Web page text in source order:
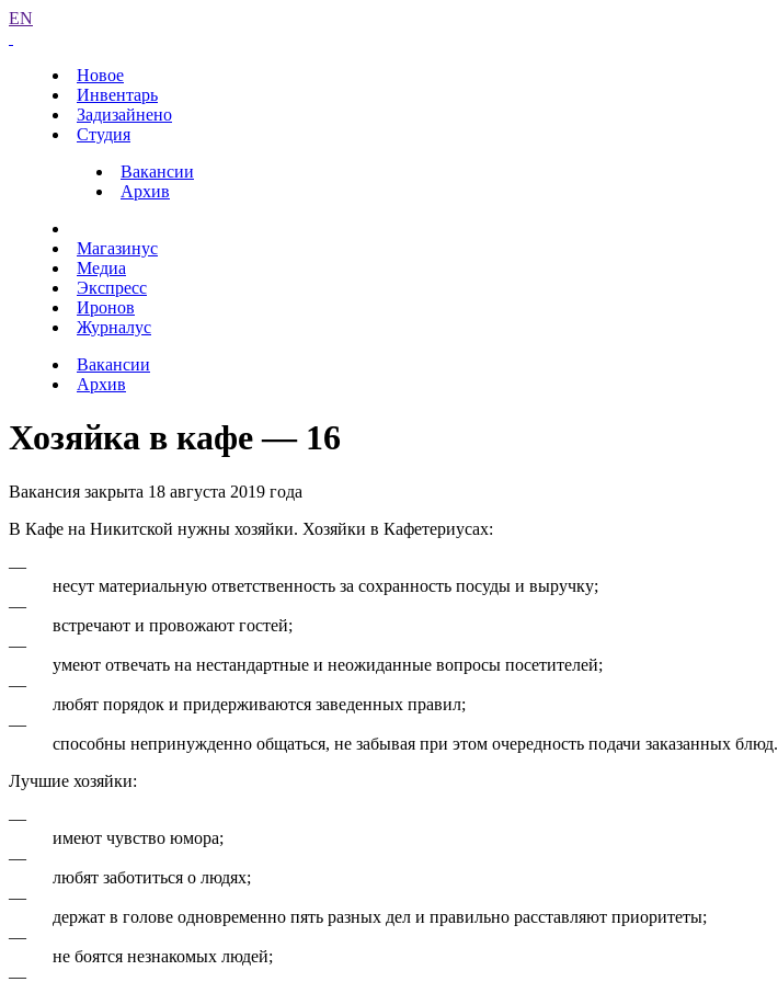
EN
Новое
Инвентарь
Задизайнено
Студия
Вакансии
Архив
Магазинус
Медиа
Экспресс
Иронов
Журналус
Вакансии
Архив
Хозяйка в кафе — 16
Вакансия закрыта 18 августа 2019 года
В Кафе на Никитской нужны хозяйки. Хозяйки в Кафетериусах:
—
несут материальную ответственность за сохранность посуды и выручку;
—
встречают и провожают гостей;
—
умеют отвечать на нестандартные и неожиданные вопросы посетителей;
—
любят порядок и придерживаются заведенных правил;
—
способны непринужденно общаться, не забывая при этом очередность подачи заказанных блюд.
Лучшие хозяйки:
—
имеют чувство юмора;
—
любят заботиться о людях;
—
держат в голове одновременно пять разных дел и правильно расставляют приоритеты;
—
не боятся незнакомых людей;
—